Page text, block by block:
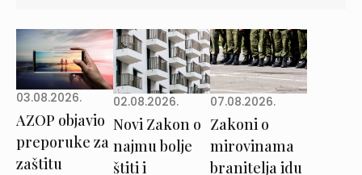
03.08.2026.
AZOP objavio
preporuke za
zaštitu
02.08.2026.
Novi Zakon o
najmu bolje
štiti i
07.08.2026.
Zakoni o
mirovinama
branitelja idu